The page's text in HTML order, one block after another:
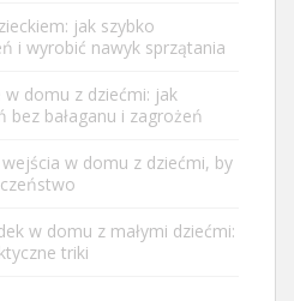
jak szybko
i wyrobić nawyk sprzątania
w domu z dziećmi: jak
bałaganu i zagrożeń
w domu z dziećmi, by
w domu z małymi dziećmi:
triki